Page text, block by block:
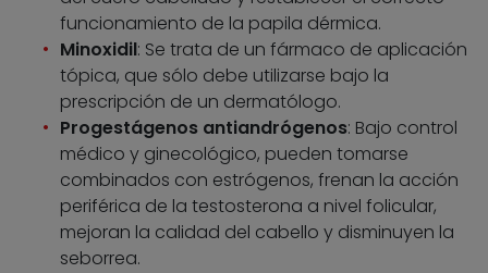
funcionamiento de la papila dérmica.
Minoxidil: Se trata de un fármaco de aplicación
tópica, que sólo debe utilizarse bajo la
prescripción de un dermatólogo.
Progestágenos antiandrógenos: Bajo control
médico y ginecológico, pueden tomarse
combinados con estrógenos, frenan la acción
periférica de la testosterona a nivel folicular,
mejoran la calidad del cabello y disminuyen la
seborrea.